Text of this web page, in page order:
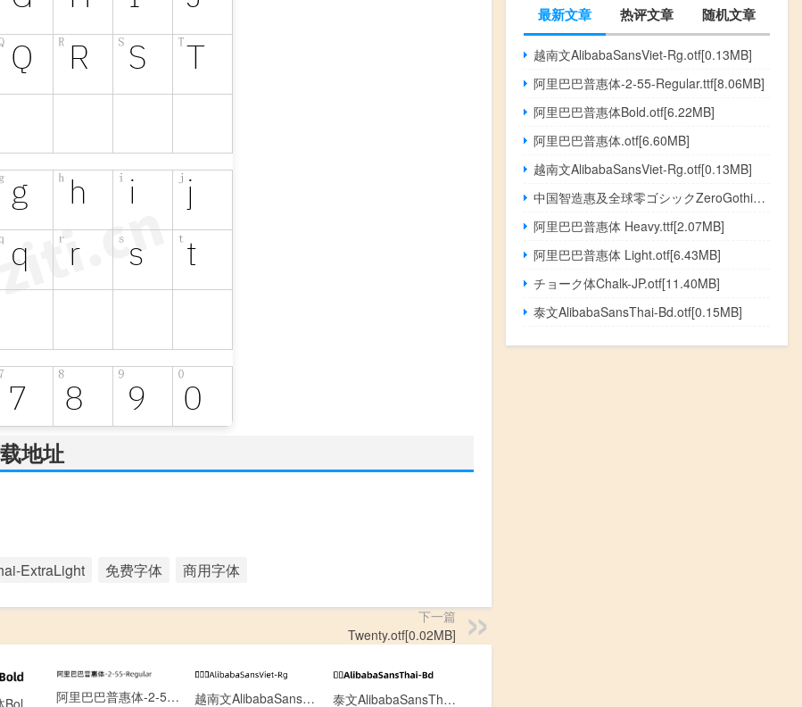
地址
ExtraLight 免费字体 商用字体
下一篇
Twenty.otf[0.02MB]
阿里巴巴普惠体-2-55-Regular.ttf[8.06MB] 越南文AlibabaSansViet-Rg.otf[0.13MB] 泰文AlibabaSansThai-Bd.otf[0.15MB]
最新文章 热评文章 随机文章
越南文AlibabaSansViet-Rg.otf[0.13MB]
阿里巴巴普惠体-2-55-Regular.ttf[8.06MB]
阿里巴巴普惠体Bold.otf[6.22MB]
阿里巴巴普惠体.otf[6.60MB]
越南文AlibabaSansViet-Rg.otf[0.13MB]
中国智造惠及全球零ゴシックZeroGothic.otf[4.36MB]
阿里巴巴普惠体 Heavy.ttf[2.07MB]
阿里巴巴普惠体 Light.otf[6.43MB]
チョーク体Chalk-JP.otf[11.40MB]
泰文AlibabaSansThai-Bd.otf[0.15MB]